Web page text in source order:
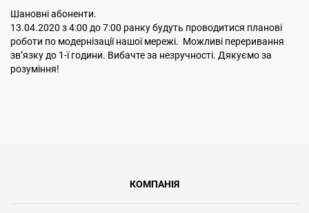
Шановні абоненти.
13.04.2020 з 4:00 до 7:00 ранку будуть проводитися планові
роботи по модернізації нашої мережі. Можливі переривання
звʼязку до 1-ї години. Вибачте за незручності. Дякуємо за
розуміння!
КОМПАНІЯ